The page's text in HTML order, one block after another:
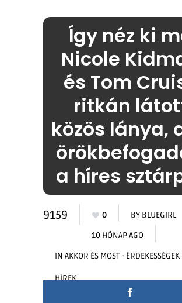
Így néz ki
Nicole
és Tom
ritkán
közös lánya,
a híres
9159 0 BY BLUEGIRL
10 HÓNAP AGO
IN AKKOR ÉS MOST · ÉRDEKESSÉGEK
HÍREK